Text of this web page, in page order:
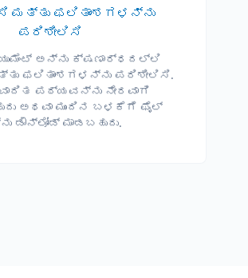
ಮತ್ತು ಫಲಿತಾಂಶಗಳನ್ನು
ಪರಿಶೀಲಿಸಿ
ಅನ್ನು ಕ್ಷಣಾರ್ಧದಲ್ಲಿ
ಫಲಿತಾಂಶಗಳನ್ನು ಪರಿಶೀಲಿಸಿ.
ಪಠ್ಯವನ್ನು ನೇರವಾಗಿ
ಅಥವಾ ಮುಂದಿನ ಬಳಕೆಗೆ ಫೈಲ್
ಡೌನ್‌ಲೋಡ್ ಮಾಡಬಹುದು.